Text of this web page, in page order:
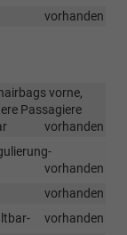
vorhanden
vorne,
Passagiere
vorhanden
vorhanden
vorhanden
vorhanden